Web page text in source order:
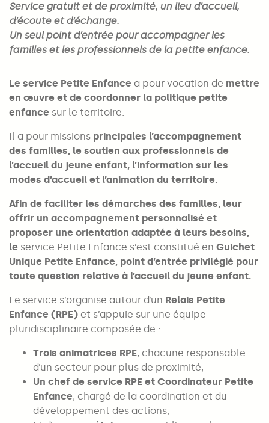
Service gratuit et de proximité, un lieu d’accueil,
d’écoute et d’échange.
Un seul point d’entrée pour accompagner les
familles et les professionnels de la petite enfance.
Le service Petite Enfance a pour vocation de mettre
en œuvre et de coordonner la politique petite
enfance sur le territoire.
Il a pour missions principales l’accompagnement
des familles, le soutien aux professionnels de
l’accueil du jeune enfant, l’information sur les
modes d’accueil et l’animation du territoire.
Afin de faciliter les démarches des familles, leur
offrir un accompagnement personnalisé et
proposer une orientation adaptée à leurs besoins,
le service Petite Enfance s’est constitué en Guichet
Unique Petite Enfance, point d’entrée privilégié pour
toute question relative à l’accueil du jeune enfant.
Le service s’organise autour d’un Relais Petite
Enfance (RPE) et s’appuie sur une équipe
pluridisciplinaire composée de :
Trois animatrices RPE, chacune responsable
d’un secteur pour plus de proximité,
Un chef de service RPE et Coordinateur Petite
Enfance, chargé de la coordination et du
développement des actions,